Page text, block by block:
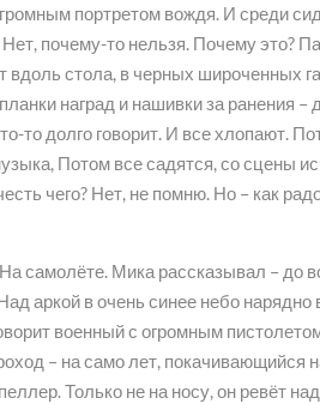
портретом вождя. И среди
почему-то нельзя. Почему это?
стола, в черных широченных
наград и нашивки за ранения –
то долго говорит. И все хлопают.
Потом все садятся, со сцены
чего? Нет, не помню. Но – как
самолёте. Мика рассказывал – до
аркой в очень синее небо
военный с огромным
– на само лет, покачивающийся
Только не на носу, он ревёт